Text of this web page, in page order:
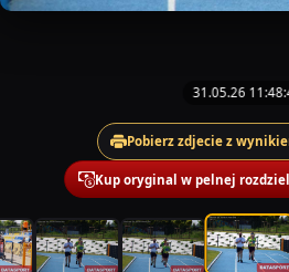
31.05.26
Pobierz zdjecie z
Kup oryginal w pelnej